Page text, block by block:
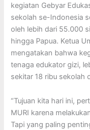
kegiatan Gebyar
sekolah se-Indonesia
oleh lebih dari 55.000
hingga Papua. Ketua
mengatakan bahwa
tenaga edukator gizi,
sekitar 18 ribu sekolah
“Tujuan kita hari ini,
MURI karena
Tapi yang paling